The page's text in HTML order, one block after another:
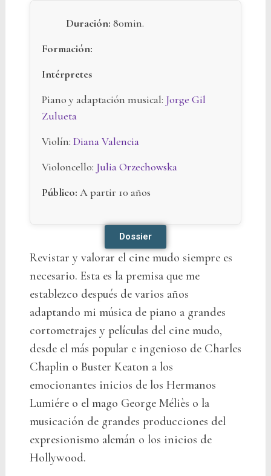
Duración: 80min.
Formación:
Intérpretes
Piano y adaptación musical: Jorge Gil
Zulueta
Violín: Diana Valencia
Violoncello: Julia Orzechowska
Público: A partir 10 años
Dossier
Revistar y valorar el cine mudo siempre es
necesario. Esta es la premisa que me
establezco después de varios años
adaptando mi música de piano a grandes
cortometrajes y películas del cine mudo,
desde el más popular e ingenioso de Charles
Chaplin o Buster Keaton a los
emocionantes inicios de los Hermanos
Lumiére o el mago George Méliès o la
musicación de grandes producciones del
expresionismo alemán o los inicios de
Hollywood.